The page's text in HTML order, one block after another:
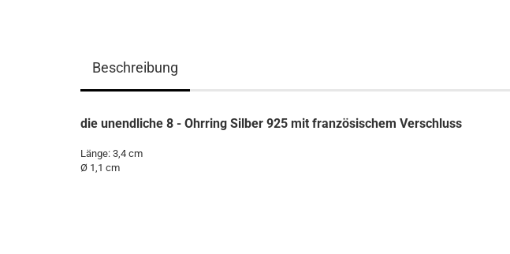
Beschreibung
die unendliche 8 - Ohrring Silber 925 mit französischem Verschluss
Länge: 3,4 cm
Ø 1,1 cm